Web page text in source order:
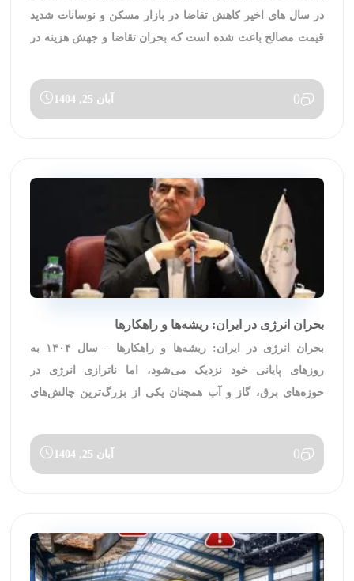
در سال های اخیر کاهش تقاضا در بازار مسکن و نوسانات شدید
قیمت مصالح باعث شده است که بحران تقاضا و جهش هزینه در
شود. بررسی‌های انجام‌شده توسط اتاق ایران نشان می‌دهد
شاخص محیط کسب‌وکار […]
0 آبان 25, 1404
بحران انرژی در ایران: ریشه‌ها و راهکارها
بحران انرژی در ایران: ریشه‌ها و راهکارها – سال ۱۴۰۴ به
روزهای پایانی خود نزدیک می‌شود، اما ناترازی انرژی در
حوزه‌های برق، گاز و آب همچنان یکی از بزرگ‌ترین چالش‌های
کشور را تهدید می‌کند، بلکه چرخ تولید صنعتی، صادرات و حتی
زندگی روزمره میلیون‌ها نفر […]
0 آبان 25, 1404